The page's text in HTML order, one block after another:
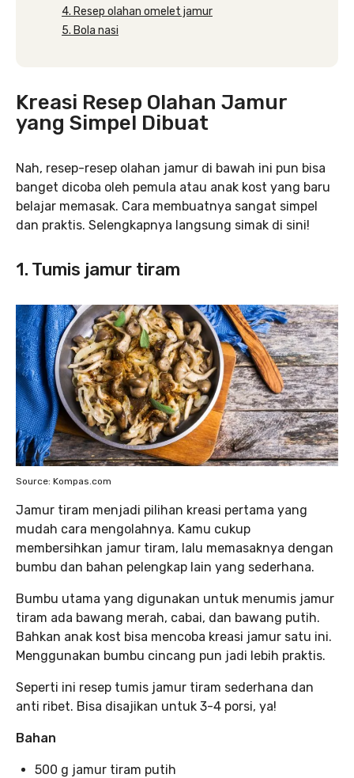
4. Resep olahan omelet jamur
5. Bola nasi
Kreasi Resep Olahan Jamur
yang Simpel Dibuat
Nah, resep-resep olahan jamur di bawah ini pun bisa
banget dicoba oleh pemula atau anak kost yang baru
belajar memasak. Cara membuatnya sangat simpel
dan praktis. Selengkapnya langsung simak di sini!
1. Tumis jamur tiram
Source: Kompas.com
Jamur tiram menjadi pilihan kreasi pertama yang
mudah cara mengolahnya. Kamu cukup
membersihkan jamur tiram, lalu memasaknya dengan
bumbu dan bahan pelengkap lain yang sederhana.
Bumbu utama yang digunakan untuk menumis jamur
tiram ada bawang merah, cabai, dan bawang putih.
Bahkan anak kost bisa mencoba kreasi jamur satu ini.
Menggunakan bumbu cincang pun jadi lebih praktis.
Seperti ini resep tumis jamur tiram sederhana dan
anti ribet. Bisa disajikan untuk 3-4 porsi, ya!
Bahan
500 g jamur tiram putih